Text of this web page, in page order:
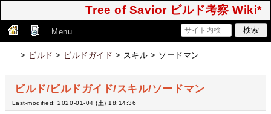
Tree of Savior ビルド考察 Wiki*
Menu
> ビルド > ビルドガイド > スキル > ソードマン
ビルド/ビルドガイド/スキル/ソードマン
Last-modified: 2020-01-04 (土) 18:14:36